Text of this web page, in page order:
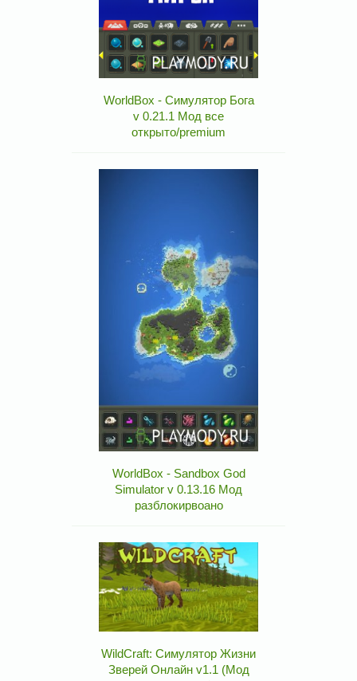
WorldBox - Симулятор Бога
v 0.21.1 Мод все
открыто/premium
WorldBox - Sandbox God
Simulator v 0.13.16 Мод
разблокирвоано
WildCraft: Симулятор Жизни
Зверей Онлайн v1.1 (Мод